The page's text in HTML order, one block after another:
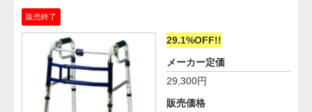
販売終了
29.1%OFF!!
メーカー定価
29,300円
販売価格